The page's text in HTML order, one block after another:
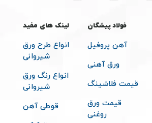
فولاد پیشگان
آهن پروفیل
ورق آهنی
قیمت فلاشینگ
قیمت ورق
روغنی
لینک های مفید
انواع طرح ورق
شیروانی
انواع رنگ ورق
شیروانی
قوطی آهن